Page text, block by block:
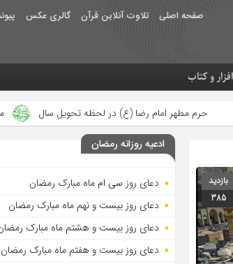
صفحه اصلی تلاوت آنلاین قرآن گالری عکس
و کتاب
(ع) در لحظه تحویل سال مصرف زکات فطره در
بازدید
385
ادعیه روزانه رمضان
دعای روز سی ام ماه مبارک رمضان
دعای روز بیست و نهم ماه مبارک رمضان
دعای روز بیست و هشتم ماه مبارک
دعای روز بیست و هفتم ماه مبارک رمضان